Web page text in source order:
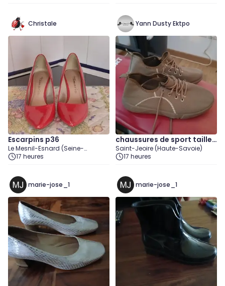
Christale
Escarpins p36
Le Mesnil-Esnard (Seine-
Maritime)
17 heures
Yann Dusty Ektpo
chaussures de sport taille
40
Saint-Jeoire (Haute-Savoie)
17 heures
marie-jose_1 marie-jose_1